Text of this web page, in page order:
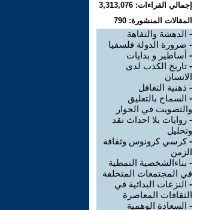
إجمالي القراءات: 3,313,076
المقالات المنشورة: 790
- الدهشة والتفاهة
- ضرورة الدولة فلسفيا
- أساطير و بدايات
- تاريخ الكذب لدى
الانسان
- ذهنية التغافل
- السماح بالتعليق
والتصويت في الحوار
- روايات بلا احداث نقد
وتحليل
-كرسي كرونوس وثقافة
الزمن
- بناءالشخصية النمطية
في المجتمعات المتخلفة
- النزعات البدائية في
الثقافات المعاصرة
- السعادة الوهمية